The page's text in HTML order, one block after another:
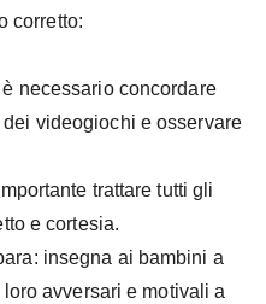
corretto:
necessario concordare
dei videogiochi e osservare
trattare tutti gli
e cortesia.
insegna ai bambini a
avversari e motivali a